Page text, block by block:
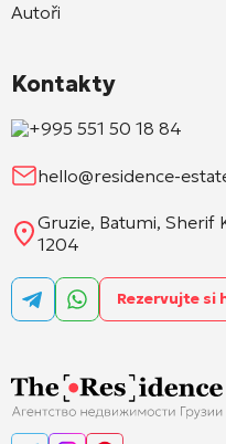
Autoři
Kontakty
+995 551 50 18 84
hello@residence-
Gruzie, Batumi, Sherif
1204
Rezervujte si